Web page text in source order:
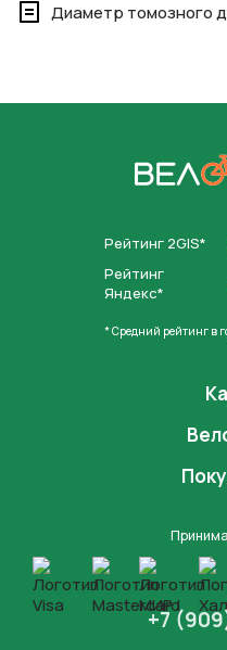
Диаметр томозного
Рейтинг 2GIS*
Рейтинг
Яндекс*
* Средний рейтинг в
+7